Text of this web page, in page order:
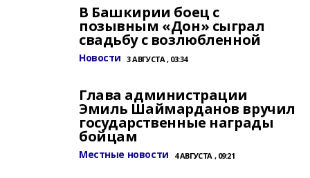
В Башкирии боец с
позывным «Дон» сыграл
свадьбу с возлюбленной
Новости 3 АВГУСТА , 03:34
Глава администрации
Эмиль Шаймарданов вручил
государственные награды
бойцам
Местные новости 4 АВГУСТА , 09:21